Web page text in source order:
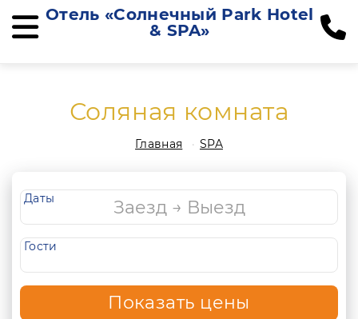
Отель «Солнечный Park Hotel
& SPA»
Соляная комната
Главная SPA
Даты
Гости
Показать цены